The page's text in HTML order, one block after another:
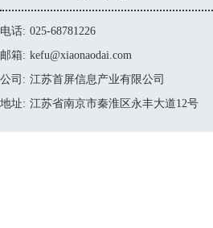
电话: 025-68781226
邮箱: kefu@xiaonaodai.com
公司: 江苏首屏信息产业有限公司
地址: 江苏省南京市秦淮区永丰大道12号